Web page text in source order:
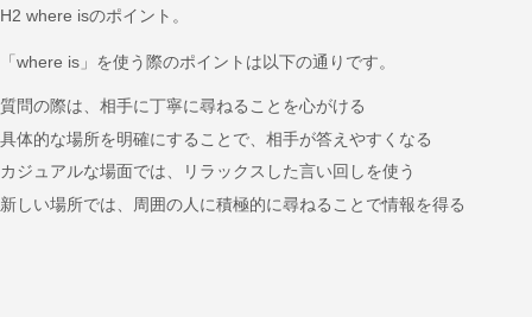
H2 where isのポイント。
「where is」を使う際のポイントは以下の通りです。
質問の際は、相手に丁寧に尋ねることを心がける
具体的な場所を明確にすることで、相手が答えやすくなる
カジュアルな場面では、リラックスした言い回しを使う
新しい場所では、周囲の人に積極的に尋ねることで情報を得る